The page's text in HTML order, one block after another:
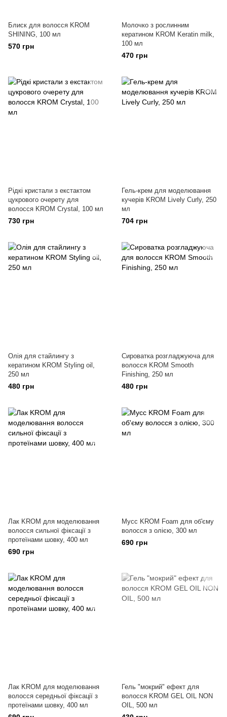
Блиск для волосся KROM
SHINING, 100 мл
570 грн
Молочко з рослинним
кератином KROM Keratin milk,
100 мл
470 грн
Рідкі кристали з екстактом
цукрового очерету для
волосся KROM Crystal, 100 мл
730 грн
Гель-крем для моделювання
кучерів KROM Lively Curly, 250
мл
704 грн
Олія для стайлингу з
кератином KROM Styling oil,
250 мл
480 грн
Сироватка розгладжуюча для
волосся KROM Smooth
Finishing, 250 мл
480 грн
Лак KROM для моделювання
волосся сильної фіксації з
протеїнами шовку, 400 мл
690 грн
Мусс KROM Foam для об'єму
волосся з олією, 300 мл
690 грн
Лак KROM для моделювання
волосся середньої фіксації з
протеїнами шовку, 400 мл
Гель "мокрий" ефект для
волосся KROM GEL OIL NON
OIL, 500 мл